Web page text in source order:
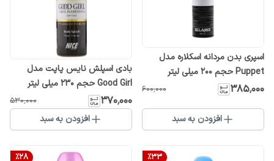
اسپری بدن مردانه اسکلاره مدل
Puppet حجم 200 میلی لیتر
۳۸۵٬۰۰۰ ۶۰۰٬۰۰۰
افزودن به سبد
بادی اسپلش نایس پاپت مدل
Good Girl حجم 230 میلی لیتر
۳۷۰٬۰۰۰ ۵۳۰٬۰۰۰
افزودن به سبد
%33
%28